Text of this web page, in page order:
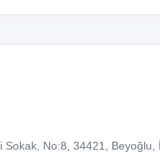
Sokak, No:8, 34421, Beyoğlu,